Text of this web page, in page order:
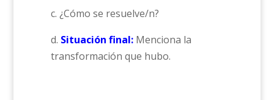
c. ¿Cómo se resuelve/n?
d. Situación final: Menciona la
transformación que hubo.